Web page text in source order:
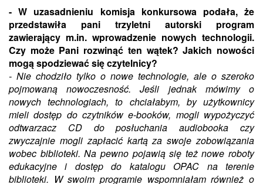
- W uzasadnieniu komisja konkursowa podała, że
przedstawiła pani trzyletni autorski program
zawierający m.in. wprowadzenie nowych technologii.
Czy może Pani rozwinąć ten wątek? Jakich nowości
mogą spodziewać się czytelnicy?
- Nie chodziło tylko o nowe technologie, ale o szeroko
pojmowaną nowoczesność. Jeśli jednak mówimy o
nowych technologiach, to chciałabym, by użytkownicy
mieli dostęp do czytników e-booków, mogli wypożyczyć
odtwarzacz CD do posłuchania audiobooka czy
zwyczajnie mogli zapłacić kartą za swoje zobowiązania
wobec biblioteki. Na pewno pojawią się też nowe roboty
edukacyjne i dostęp do katalogu OPAC na terenie
biblioteki. W swoim programie wspomniałam również o